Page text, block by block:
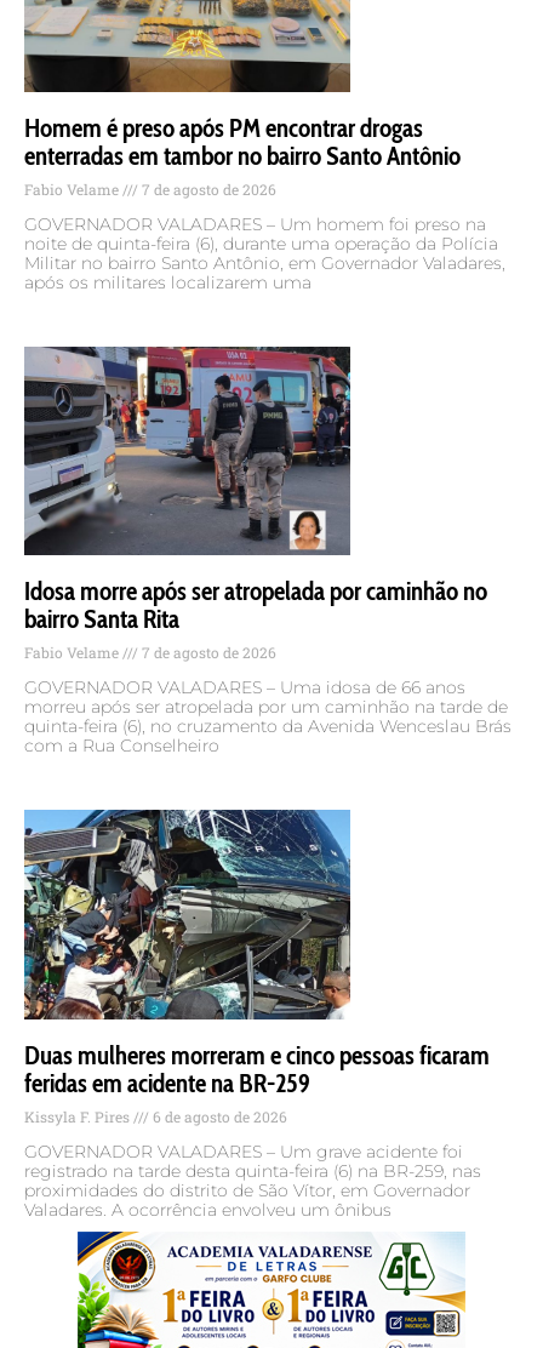
Homem é preso após PM encontrar drogas
enterradas em tambor no bairro Santo Antônio
Fabio Velame 7 de agosto de 2026
GOVERNADOR VALADARES – Um homem foi preso na
noite de quinta-feira (6), durante uma operação da Polícia
Militar no bairro Santo Antônio, em Governador Valadares,
após os militares localizarem uma
Idosa morre após ser atropelada por caminhão no
bairro Santa Rita
Fabio Velame 7 de agosto de 2026
GOVERNADOR VALADARES – Uma idosa de 66 anos
morreu após ser atropelada por um caminhão na tarde de
quinta-feira (6), no cruzamento da Avenida Wenceslau Brás
com a Rua Conselheiro
Duas mulheres morreram e cinco pessoas ficaram
feridas em acidente na BR-259
Kissyla F. Pires 6 de agosto de 2026
GOVERNADOR VALADARES – Um grave acidente foi
registrado na tarde desta quinta-feira (6) na BR-259, nas
proximidades do distrito de São Vítor, em Governador
Valadares. A ocorrência envolveu um ônibus